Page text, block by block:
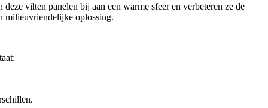
vilten panelen bij aan een warme sfeer en verbeteren ze de
milieuvriendelijke oplossing.